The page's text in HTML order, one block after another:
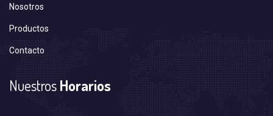
Nosotros
Productos
Contacto
NuestrosHorarios